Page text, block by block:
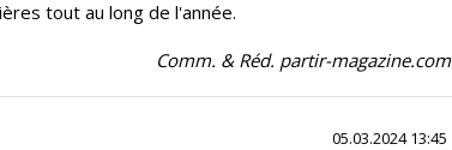
tout au long de l'année.
Comm. & Réd. partir-magazine.com
05.03.2024 13:45